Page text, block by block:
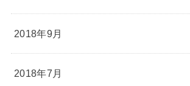
2018年9月
2018年7月